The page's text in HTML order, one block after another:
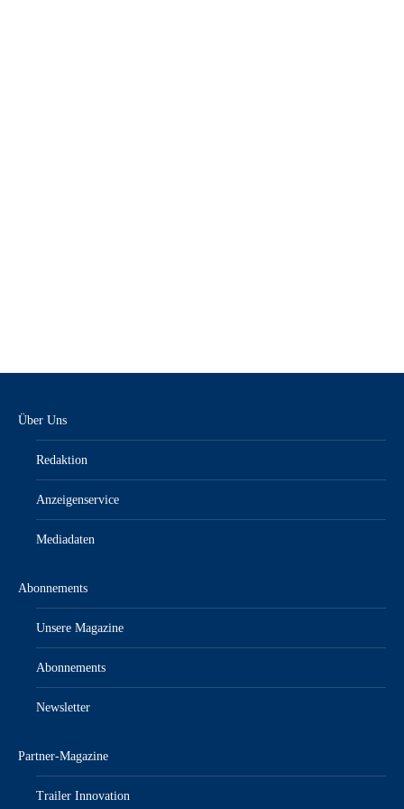
Über Uns
Redaktion
Anzeigenservice
Mediadaten
Abonnements
Unsere Magazine
Abonnements
Newsletter
Partner-Magazine
Trailer Innovation